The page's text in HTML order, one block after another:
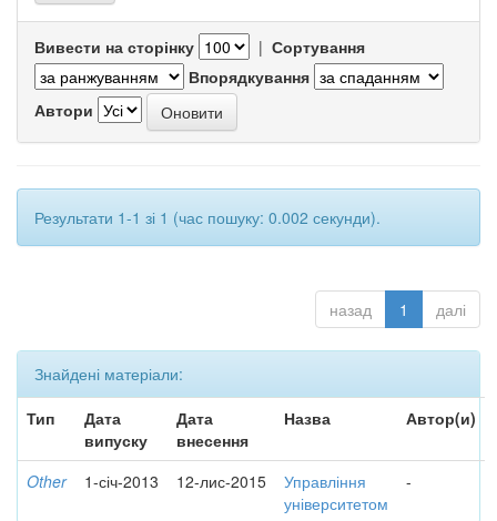
Вивести на сторінку | Сортування
Впорядкування
Автори
Результати 1-1 зі 1 (час пошуку: 0.002 секунди).
назад 1 далі
Знайдені матеріали:
Тип
Дата
випуску
Дата
внесення
Назва Автор(и)
Other 1-січ-2013 12-лис-2015
Управління
університетом
-